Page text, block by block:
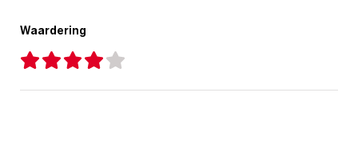
Waardering